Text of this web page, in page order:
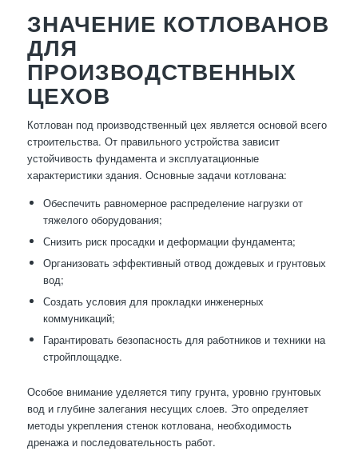
ЗНАЧЕНИЕ КОТЛОВАНОВ
ДЛЯ
ПРОИЗВОДСТВЕННЫХ
ЦЕХОВ
Котлован под производственный цех является основой всего
строительства. От правильного устройства зависит
устойчивость фундамента и эксплуатационные
характеристики здания. Основные задачи котлована:
Обеспечить равномерное распределение нагрузки от
тяжелого оборудования;
Снизить риск просадки и деформации фундамента;
Организовать эффективный отвод дождевых и грунтовых
вод;
Создать условия для прокладки инженерных
коммуникаций;
Гарантировать безопасность для работников и техники на
стройплощадке.
Особое внимание уделяется типу грунта, уровню грунтовых
вод и глубине залегания несущих слоев. Это определяет
методы укрепления стенок котлована, необходимость
дренажа и последовательность работ.